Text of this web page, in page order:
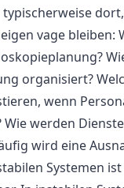
vage bleiben:
organisiert?
wenn
werden
wird eine
Systemen